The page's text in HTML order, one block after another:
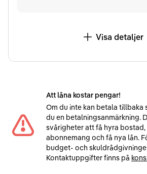
Visa detaljer
Att låna kostar pengar!
Om du inte kan betala tillbaka
du en betalningsanmärkning.
svårigheter att få hyra bostad,
abonnemang och få nya lån.
budget- och
Kontaktuppgifter finns på